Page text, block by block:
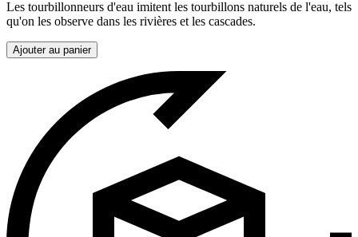
Les tourbillonneurs d'eau imitent les tourbillons naturels de l'eau, tels
qu'on les observe dans les rivières et les cascades.
Ajouter au panier